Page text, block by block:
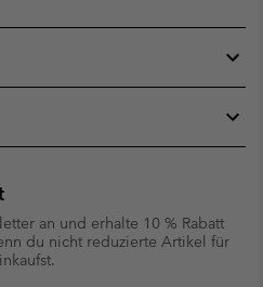
an und erhalte 10 % Rabatt
du nicht reduzierte Artikel für